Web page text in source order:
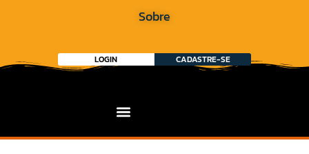
Sobre
LOGIN CADASTRE-SE